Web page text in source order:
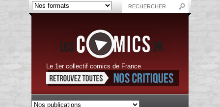
Le 1er collectif comics de France